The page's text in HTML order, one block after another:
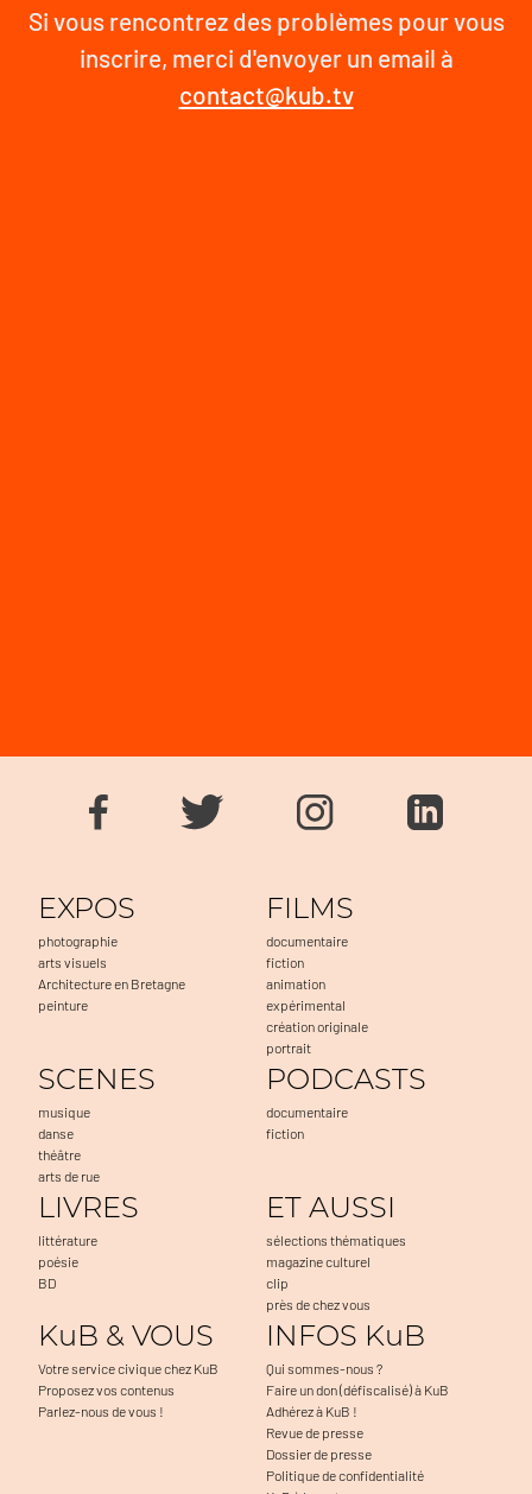
Si vous rencontrez des problèmes pour vous
inscrire, merci d'envoyer un email à
contact@kub.tv
EXPOS
photographie
arts visuels
Architecture en Bretagne
peinture
FILMS
documentaire
fiction
animation
expérimental
création originale
portrait
SCENES
musique
danse
théâtre
arts de rue
PODCASTS
documentaire
fiction
LIVRES
littérature
poésie
BD
ET AUSSI
sélections thématiques
magazine culturel
clip
près de chez vous
KuB & VOUS
Votre service civique chez KuB
Proposez vos contenus
Parlez-nous de vous !
INFOS KuB
Qui sommes-nous ?
Faire un don (défiscalisé) à KuB
Adhérez à KuB !
Revue de presse
Dossier de presse
Politique de confidentialité